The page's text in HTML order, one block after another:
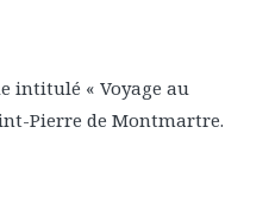
intitulé « Voyage au
Pierre de Montmartre.